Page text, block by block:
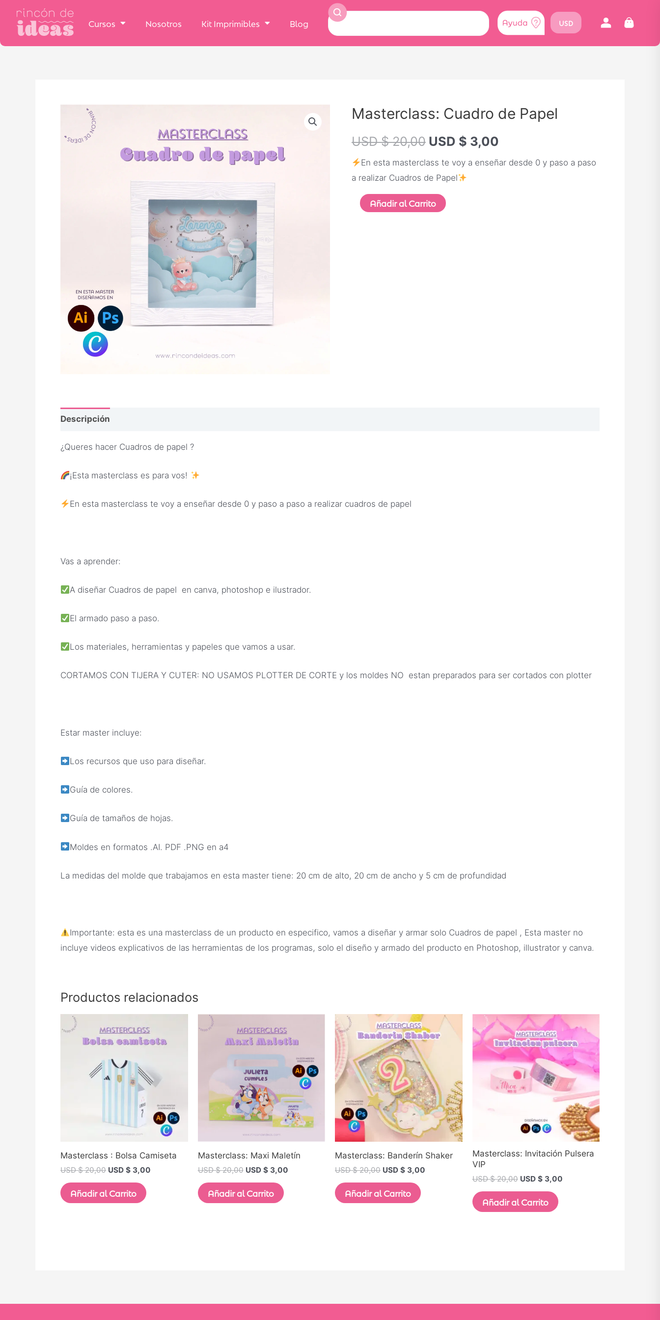
Cursos Nosotros Kit Imprimibles Blog USD
Masterclass: Cuadro de Papel
USD $20,00 USD $ 3,00
En esta masterclass te voy a enseñar desde 0 y paso a paso
a realizar Cuadros de Papel
Añadir al Carrito
Descripción
¿Queres hacer Cuadros de papel ?
¡Esta masterclass es para vos!
En esta masterclass te voy a enseñar desde 0 y paso a paso a realizar cuadros de papel
Vas a aprender:
A diseñar Cuadros de papel en canva, photoshop e ilustrador.
El armado paso a paso.
Los materiales, herramientas y papeles que vamos a usar.
CORTAMOS CON TIJERA Y CUTER: NO USAMOS PLOTTER DE CORTE y los moldes NO estan preparados para ser cortados con plotter
Estar master incluye:
Los recursos que uso para diseñar.
Guía de colores.
Guía de tamaños de hojas.
Moldes en formatos .AI. PDF .PNG en a4
La medidas del molde que trabajamos en esta master tiene: 20 cm de alto, 20 cm de ancho y 5 cm de profundidad
Importante: esta es una masterclass de un producto en especifico, vamos a diseñar y armar solo Cuadros de papel , Esta master no
incluye videos explicativos de las herramientas de los programas, solo el diseño y armado del producto en Photoshop, illustrator y canva.
Productos relacionados
Masterclass : Bolsa Camiseta
USD $20,00 USD $ 3,00
Añadir al Carrito
Masterclass: Maxi Maletín
USD $20,00 USD $ 3,00
Añadir al Carrito
Masterclass: Banderín Shaker
USD $20,00 USD $ 3,00
Añadir al Carrito
Masterclass: Invitación Pulsera
VIP
USD $20,00 USD $ 3,00
Añadir al Carrito